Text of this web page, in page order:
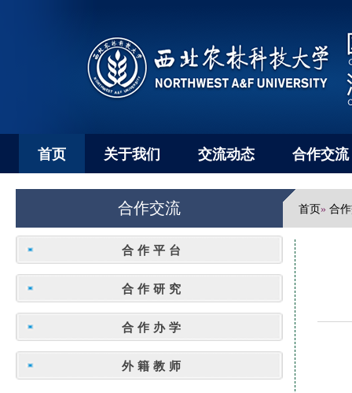
首页 关于我们 交流动态 合作交流
合作交流 首页» 合
合作平台
合作研究
合作办学
外籍教师